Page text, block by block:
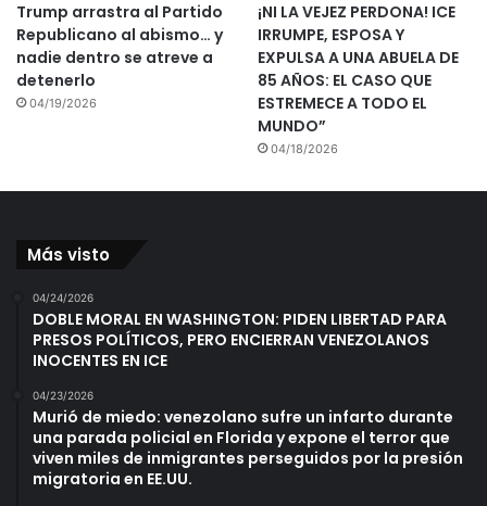
Trump arrastra al Partido
Republicano al abismo… y
nadie dentro se atreve a
detenerlo
04/19/2026
¡NI LA VEJEZ PERDONA! ICE
IRRUMPE, ESPOSA Y
EXPULSA A UNA ABUELA DE
85 AÑOS: EL CASO QUE
ESTREMECE A TODO EL
MUNDO”
04/18/2026
Más visto
04/24/2026
DOBLE MORAL EN WASHINGTON: PIDEN LIBERTAD PARA
PRESOS POLÍTICOS, PERO ENCIERRAN VENEZOLANOS
INOCENTES EN ICE
04/23/2026
Murió de miedo: venezolano sufre un infarto durante
una parada policial en Florida y expone el terror que
viven miles de inmigrantes perseguidos por la presión
migratoria en EE.UU.